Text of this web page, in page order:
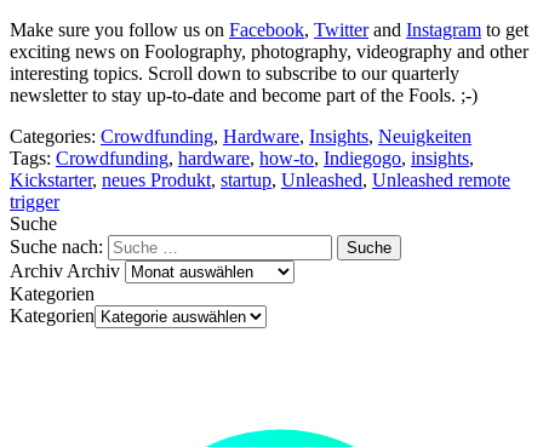
Make sure you follow us on Facebook, Twitterand Instagram to get
exciting news on Foolography, photography, videography and other
interesting topics. Scroll down to subscribe to our quarterly
newsletter to stay up-to-date and become part of the Fools. ;-)
Categories: Crowdfunding, Hardware, Insights, Neuigkeiten
Tags: Crowdfunding, hardware, how-to, Indiegogo, insights,
Kickstarter, neues Produkt, startup, Unleashed, Unleashed remote
trigger
Suche
Suche nach:
Archiv Archiv
Kategorien
Kategorien